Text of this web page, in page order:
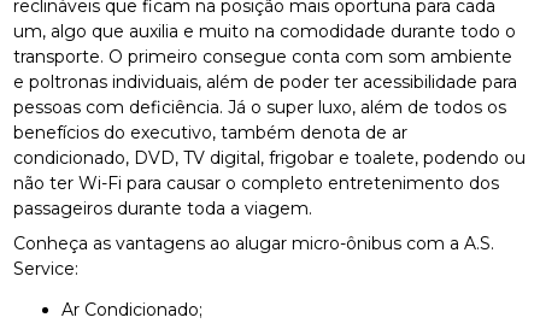
reclináveis que ficam na posição mais oportuna para cada
um, algo que auxilia e muito na comodidade durante todo o
transporte. O primeiro consegue conta com som ambiente
e poltronas individuais, além de poder ter acessibilidade para
pessoas com deficiência. Já o super luxo, além de todos os
benefícios do executivo, também denota de ar
condicionado, DVD, TV digital, frigobar e toalete, podendo ou
não ter Wi-Fi para causar o completo entretenimento dos
passageiros durante toda a viagem.
Conheça as vantagens ao alugar micro-ônibus com a A.S.
Service:
Ar Condicionado;